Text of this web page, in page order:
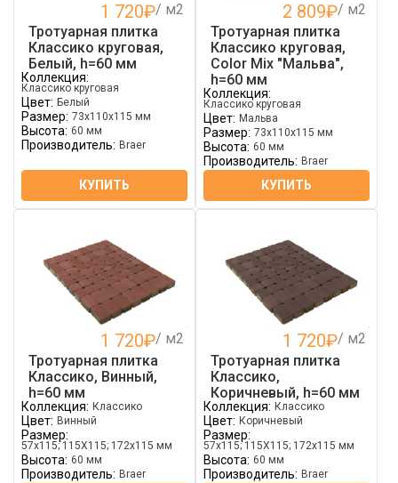
1 720₽/ м2
Тротуарная плитка
Классико круговая,
Белый, h=60 мм
Коллекция:
Классико круговая
Цвет: Белый
Размер: 73х110х115 мм
Высота: 60 мм
Производитель: Braer
КУПИТЬ
2 809₽/ м2
Тротуарная плитка
Классико круговая,
Color Mix "Мальва",
h=60 мм
Коллекция:
Классико круговая
Цвет: Мальва
Размер: 73х110х115 мм
Высота: 60 мм
Производитель: Braer
КУПИТЬ
1 720₽/ м2
Тротуарная плитка
Классико, Винный,
h=60 мм
Коллекция: Классико
Цвет: Винный
Размер:
57х115; 115Х115; 172х115 мм
Высота: 60 мм
Производитель: Braer
1 720₽/ м2
Тротуарная плитка
Классико,
Коричневый, h=60 мм
Коллекция: Классико
Цвет: Коричневый
Размер:
57х115; 115Х115; 172х115 мм
Высота: 60 мм
Производитель: Braer